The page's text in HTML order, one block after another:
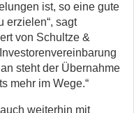
ist, so eine gute
erzielen“, sagt
von Schultze &
steht der Übernahme
mehr im Wege.“
weiterhin mit